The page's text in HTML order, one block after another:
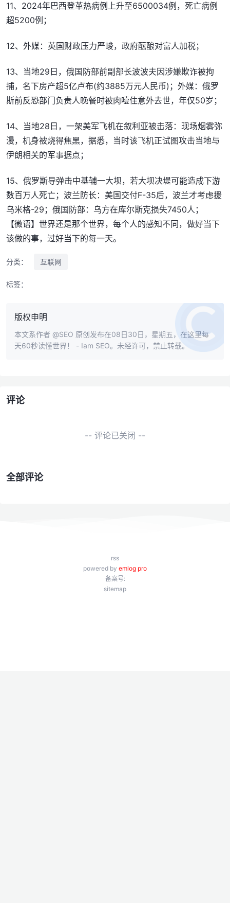
11、2024年巴西登革热病例上升至6500034例，死亡病例
超5200例；
12、外媒：英国财政压力严峻，政府酝酿对富人加税；
13、当地29日，俄国防部前副部长波波夫因涉嫌欺诈被拘
捕，名下房产超5亿卢布(约3885万元人民币)；外媒：俄罗
斯前反恐部门负责人晚餐时被肉噎住意外去世，年仅50岁；
14、当地28日，一架美军飞机在叙利亚被击落：现场烟雾弥
漫，机身被烧得焦黑，据悉，当时该飞机正试图攻击当地与
伊朗相关的军事据点；
15、俄罗斯导弹击中基辅一大坝，若大坝决堤可能造成下游
数百万人死亡；波兰防长：美国交付F-35后，波兰才考虑援
乌米格-29；俄国防部：乌方在库尔斯克损失7450人；
【微语】世界还是那个世界，每个人的感知不同，做好当下
该做的事，过好当下的每一天。
分类： 互联网
标签：
版权申明
本文系作者 @SEO 原创发布在08日30日，星期五，在这里每
天60秒读懂世界！ - Iam SEO。未经许可，禁止转载。
评论
-- 评论已关闭 --
全部评论
rss
powered by emlog pro
备案号:
sitemap